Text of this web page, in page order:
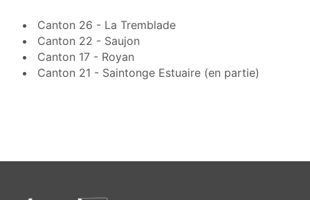
Canton 26 - La Tremblade
Canton 22 - Saujon
Canton 17 - Royan
Canton 21 - Saintonge Estuaire (en partie)